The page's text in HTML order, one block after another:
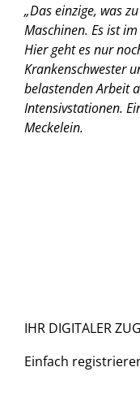
„Das einzige, was
Maschinen. Es ist
Hier geht es nur
Krankenschwester
belastenden Arbeit
Intensivstationen.
Meckelein.
IHR DIGITALER
Einfach